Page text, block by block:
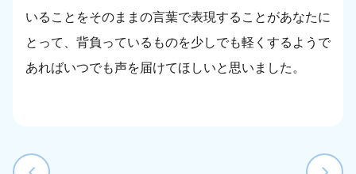
いることをそのままの言葉で表現することがあなたに
とって、背負っているものを少しでも軽くするようで
あればいつでも声を届けてほしいと思いました。